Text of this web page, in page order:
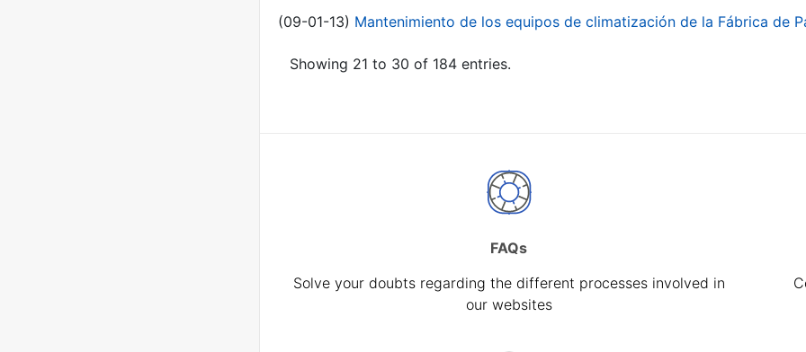
(09-01-13) Mantenimiento de los equipos de climatización de la Fábrica de
Showing 21 to 30 of 184 entries.
FAQs
Solve your doubts regarding the different processes involved in
our websites